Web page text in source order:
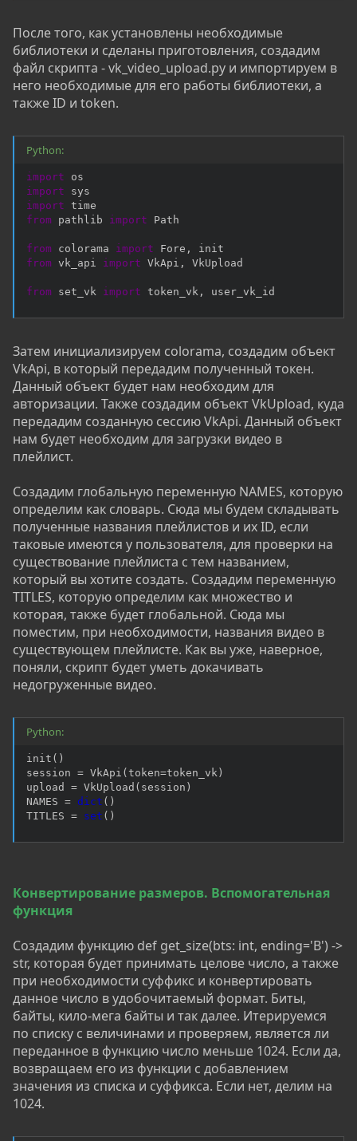
После того, как установлены необходимые
библиотеки и сделаны приготовления, создадим
файл скрипта - vk_video_upload.py и импортируем в
него необходимые для его работы библиотеки, а
также ID и token.
Python:
import
import
import
from pathlib import Path
from colorama import Fore ,
from vk_api import VkApi , VkUpload
from set_vk import token_vk , user_vk_id
Затем инициализируем colorama, создадим объект
VkApi, в который передадим полученный токен.
Данный объект будет нам необходим для
авторизации. Также создадим объект VkUpload, куда
передадим созданную сессию VkApi. Данный объект
нам будет необходим для загрузки видео в
плейлист.
Создадим глобальную переменную NAMES, которую
определим как словарь. Сюда мы будем складывать
полученные названия плейлистов и их ID, если
таковые имеются у пользователя, для проверки на
существование плейлиста с тем названием,
который вы хотите создать. Создадим переменную
TITLES, которую определим как множество и
которая, также будет глобальной. Сюда мы
поместим, при необходимости, названия видео в
существующем плейлисте. Как вы уже, наверное,
поняли, скрипт будет уметь докачивать
недогруженные видео.
Python:
init ( )
session = VkApi ( token=token_vk )
upload = VkUpload ( session )
NAMES = dict ( )
TITLES = set ( )
Конвертирование размеров. Вспомогательная
функция
Создадим функцию def get_size(bts: int, ending='B') ->
str, которая будет принимать целове число, а также
при необходимости суффикс и конвертировать
данное число в удобочитаемый формат. Биты,
байты, кило-мега байты и так далее. Итерируемся
по списку с величинами и проверяем, является ли
переданное в функцию число меньше 1024. Если да,
возвращаем его из функции с добавлением
значения из списка и суффикса. Если нет, делим на
1024.